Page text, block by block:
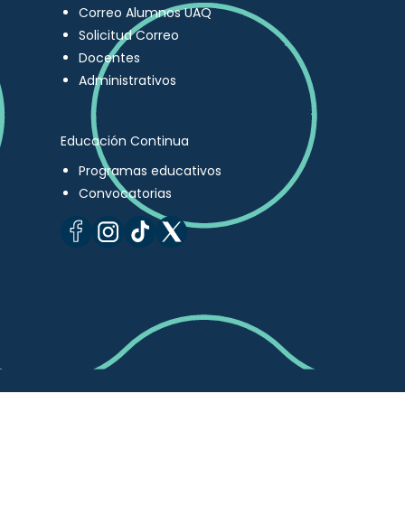
Correo Alumnos UAQ
Solicitud Correo
Docentes
Administrativos
Educación Continua
Programas educativos
Convocatorias